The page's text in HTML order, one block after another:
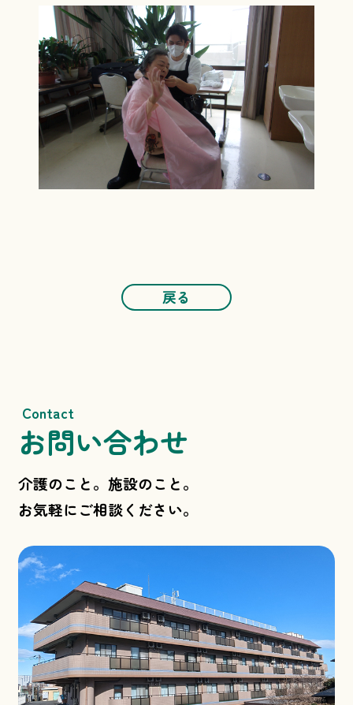
戻る
Contact
お問い合わせ
介護のこと。施設のこと。
お気軽にご相談ください。